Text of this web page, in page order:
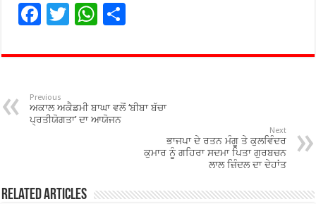
F
e
o
o
T
tt
W
at
p
p
ar
Previous
ਅਕਾਲ ਅਕੈਡਮੀ ਬਾਘਾ ਵਲੋਂ ‘ਬੀਬਾ ਬੱਚਾ
ਪ੍ਰਤੀਯੋਗਤਾ’ ਦਾ ਆਯੋਜਨ
Next
ਭਾਜਪਾ ਦੇ ਰਤਨ ਮੰਗੂ ਤੇ ਕੁਲਵਿੰਦਰ
ਕੁਮਾਰ ਨੂੰ ਗਹਿਰਾ ਸਦਮਾ ਪਿਤਾ ਗੁਰਬਚਨ
ਲਾਲ ਜ਼ਿੰਦਲ ਦਾ ਦੇਹਾਂਤ
Related Articles